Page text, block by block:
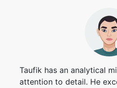
Taufik has an analytical
attention to detail. He